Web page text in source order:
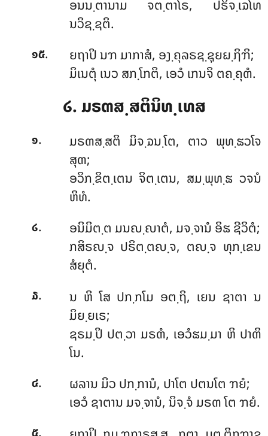
ອນນ຺ຕານາມ ຈຕ຺ຕາໂຣ, ປຣິຈ຺ເຉໂທ
ນວິຊ຺ຊຕິ.
໑໕.
ຍຖາປິ ນຠ ມາກາສໍ, ອງ຺ຄຸລຣຊ຺ຊຸຍຏ຺ຐິຠິ;
ມິເນຕຸໍ ເນວ ສກ຺ໂກຕິ, ເອວໍ ເກນຈິ ຕຄ຺ຄຸຓໍ.
໒. ມຣຓສ຺ສຕິນິທ຺ເທສ
໑. ມຣຓສ຺ສຕິ ມິຈ຺ຉນ຺ໂຕ, ຕາວ ພຸທ຺ຘວໂຈ
ສຸຓ;
ອວິກ຺ຂິຕ຺ເຕນ ຈິຕ຺ເຕນ, ສມ຺ພຸທ຺ຘ ວຈນໍ
ຫິທໍ.
໒. ອນິມິຕ຺ຕ ມນຎ຺ຎາຕໍ, ມຈ຺ຈານໍ ອິຘ ຊີວິຕໍ;
ກສິຣຎ຺ຈ ປຣິຕ຺ຕຎ຺ຈ, ຕຎ຺ຈ ທຸກ຺ເຂນ
ສໍຍຸຕໍ.
໓.
ນ ຫິ ໂສ ປກ຺ກໂມ ອຕ຺ຖິ, ເຍນ ຊາຕາ ນ
ມິຍ຺ຍເຣ;
ຊຣມ຺ປິ ປຕ຺ວາ ມຣຓໍ, ເອວໍຘມ຺ມາ ຫິ ປາຓິ
ໂນ.
໔. ຜລານມິວ ປກ຺ການໍ, ປາໂຕ ປຕນໂຕ ຠຍໍ;
ເອວໍ ຊາຕານ ມຈ຺ຈານໍ, ນິຈ຺ຈໍ ມຣຓ ໂຕ ຠຍໍ.